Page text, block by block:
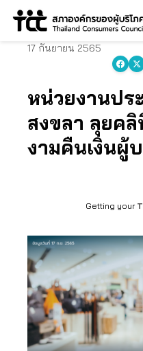
Skip
17 กันยายน 2565
หน่วยงานปร
สงขลา ลุยค
งามคืนเงินผู้
Getting your